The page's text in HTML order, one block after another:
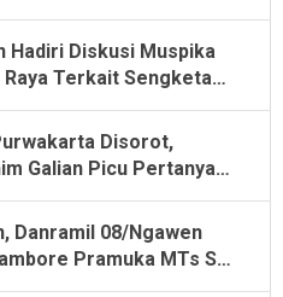
Hadiri Diskusi Muspika
Terkait Sengketa
Disorot,
Galian Picu Pertanyaan
Danramil 08/Ngawen
Pramuka MTs Se-